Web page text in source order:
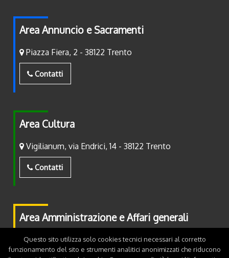
Area Annuncio e Sacramenti
Piazza Fiera, 2 - 38122 Trento
Contatti
Area Cultura
Vigilianum, via Endrici, 14 - 38122 Trento
Contatti
Area Amministrazione e Affari generali
Piazza Fiera, 2 - 38122 Trento
Questo sito utilizza solo cookies tecnici necessari al corretto
funzionamento del sito e strumenti analitici anonimizzati che riducono